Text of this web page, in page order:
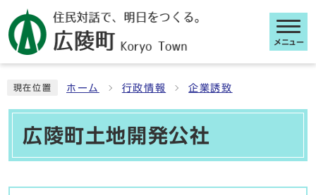
メニュー
現在位置 ホーム 行政情報 企業誘致
広陵町土地開発公社